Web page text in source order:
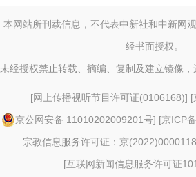
本网站所刊载信息，不代表中新社和中新网
经书面授权。
未经授权禁止转载、摘编、复制及建立镜像，
[网上传播视听节目许可证(0106168)] [
京公网安备 11010202009201号] [京ICP
宗教信息服务许可证：京
[互联网新闻信息服务许可证